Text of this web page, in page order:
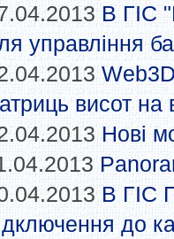
В ГІС
управління
висот на
Нові
В ГІС
до